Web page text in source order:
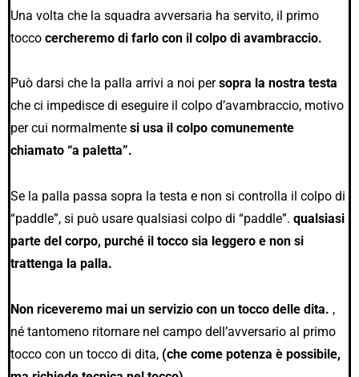
Una volta che la squadra avversaria ha servito, il primo
tocco cercheremo di farlo con il colpo di avambraccio.
Può darsi che la palla arrivi a noi persopra la nostra testa
che ci impedisce di eseguire il colpo d’avambraccio, motivo
per cui normalmente si usa il colpo comunemente
chiamato “a paletta”.
Se la palla passa sopra la testa e non si controlla il colpo di
“paddle”, si può usare qualsiasi colpo di “paddle”. qualsiasi
parte del corpo, purché il tocco sia leggero e non si
trattenga la palla.
Non riceveremo mai un servizio con un tocco delle dita. ,
né tantomeno ritornare nel campo dell’avversario al primo
tocco con un tocco di dita, (che come potenza è possibile,